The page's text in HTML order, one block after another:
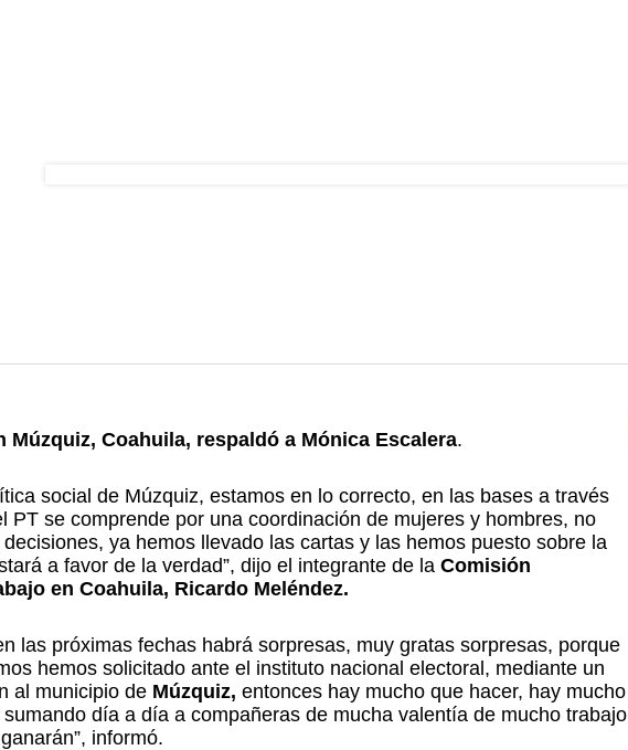
Múzquiz, Coahuila, respaldó a Mónica Escalera.
social de Múzquiz, estamos en lo correcto, en las bases a través
PT se comprende por una coordinación de mujeres y hombres, no
ya hemos llevado las cartas y las hemos puesto sobre la
a favor de la verdad”, dijo el integrante de la Comisión
en Coahuila, Ricardo Meléndez.
las próximas fechas habrá sorpresas, muy gratas sorpresas, porque
hemos solicitado ante el instituto nacional electoral, mediante un
al municipio de Múzquiz, entonces hay mucho que hacer, hay mucho
día a día a compañeras de mucha valentía de mucho trabajo
informó.